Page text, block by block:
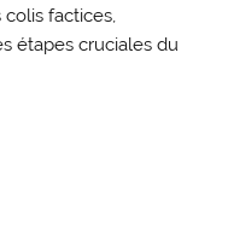
factices,
étapes cruciales du